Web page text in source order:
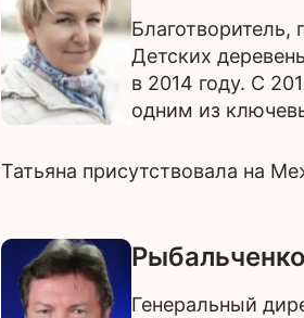
Детских
в 2014 году. С
одним из
Татьяна присутствовала на
Генеральный